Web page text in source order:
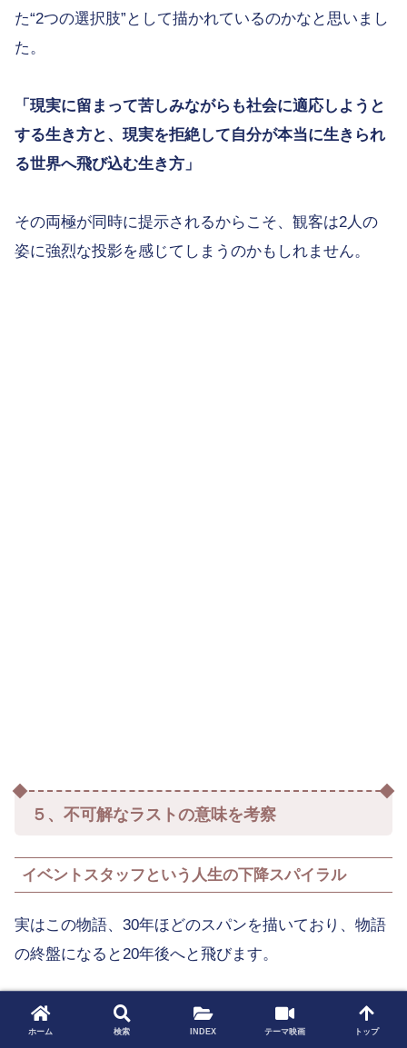
た“2つの選択肢”として描かれているのかなと思いまし
た。
「現実に留まって苦しみながらも社会に適応しようと
する生き方と、現実を拒絶して自分が本当に生きられ
る世界へ飛び込む生き方」
その両極が同時に提示されるからこそ、観客は2人の
姿に強烈な投影を感じてしまうのかもしれません。
５、不可解なラストの意味を考察
イベントスタッフという人生の下降スパイラル
実はこの物語、30年ほどのスパンを描いており、物語
の終盤になると20年後へと飛びます。
かつて映画館で働いていたオーウェンは、今やイベン
トスタッフに。華やかなはずの現場にいても、彼は現
ホーム 検索 INDEX テーマ映画 トップ